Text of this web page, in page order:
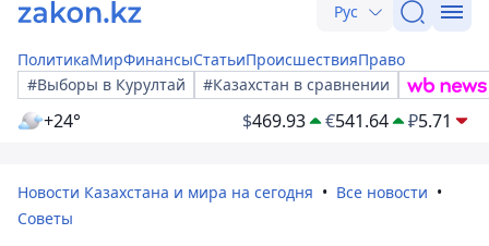
Рус
ПолитикаМирФинансыСтатьиПроисшествияПраво
#Выборы в Курултай
#Казахстан в сравнении
+24° $469.93 €541.64 ₽5.71
Новости Казахстана и мира на сегодня
Все новости
Советы